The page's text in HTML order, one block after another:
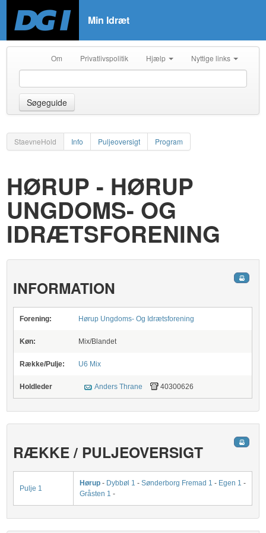
Min Idræt
Om Privatlivspolitik Hjælp Nyttige links
Søgeguide
StaevneHold Info Puljeoversigt Program
HØRUP - HØRUP
UNGDOMS- OG
IDRÆTSFORENING
INFORMATION
Forening: Hørup Ungdoms- Og Idrætsforening
Køn: Mix/Blandet
Række/Pulje: U6 Mix
Holdleder Anders Thrane 40300626
RÆKKE / PULJEOVERSIGT
Pulje 1
Hørup - Dybbøl 1 -Sønderborg Fremad 1 - Egen 1 -
Gråsten 1 -